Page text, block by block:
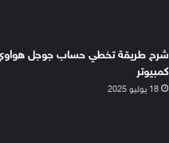
شرح طريقة تخطي حساب جوجل
كمبيوتر
18 يوليو 2025